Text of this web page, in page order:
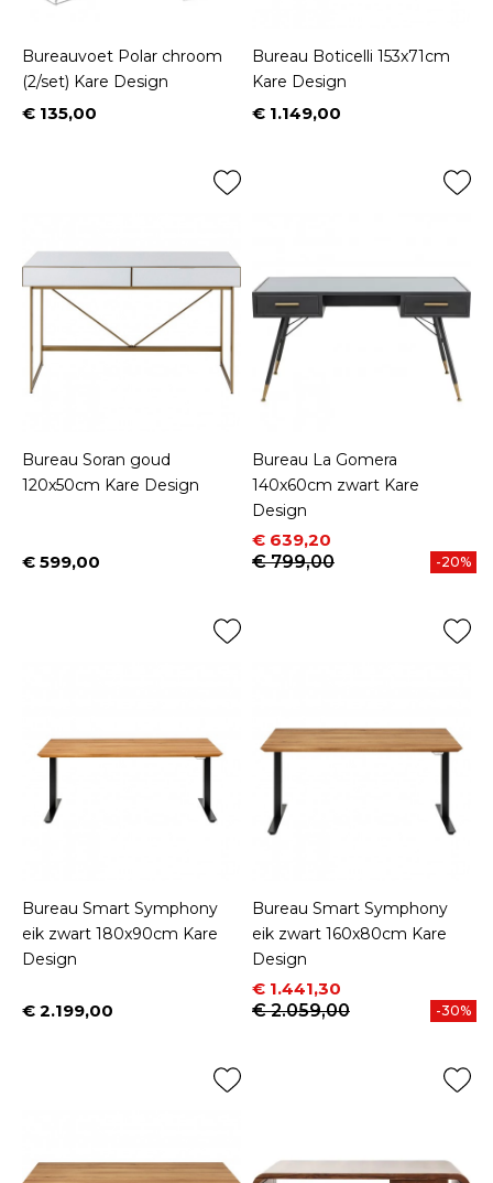
Bureauvoet Polar chroom
(2/set) Kare Design
Prijs
€ 135,00
Bureau Boticelli 153x71cm
Kare Design
Prijs
€ 1.149,00
Bureau Soran goud
120x50cm Kare Design
Prijs
€ 599,00
Bureau La Gomera
140x60cm zwart Kare
Design
Prijs
€ 639,20
Normale prijs
€ 799,00
-20%
Bureau Smart Symphony
eik zwart 180x90cm Kare
Design
Prijs
€ 2.199,00
Bureau Smart Symphony
eik zwart 160x80cm Kare
Design
Prijs
€ 1.441,30
Normale prijs
€ 2.059,00
-30%